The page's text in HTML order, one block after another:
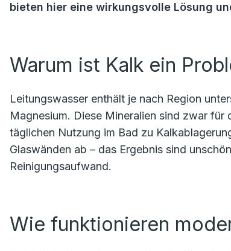
bieten hier eine wirkungsvolle Lösung
Warum ist Kalk ein
Leitungswasser enthält je nach Region
Magnesium. Diese Mineralien sind zwar
täglichen Nutzung im Bad zu
Glaswänden ab – das Ergebnis sind
Reinigungsaufwand.
Wie funktionieren